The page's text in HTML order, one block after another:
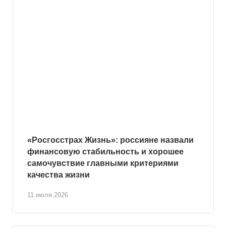
11 июля 2026
«Росгосстрах Жизнь»: россияне назвали
финансовую стабильность и хорошее
самочувствие главными критериями
качества жизни